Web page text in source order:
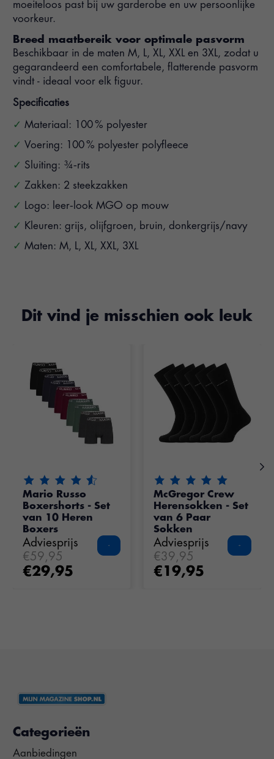
moeiteloos past bij uw garderobe en uw persoonlijke
voorkeur.
Breed maatbereik voor optimale pasvorm
Beschikbaar in de maten M, L, XL, XXL en 3XL, zodat u
gegarandeerd een comfortabele, flatterende pasvorm
vindt - ideaal voor elk figuur.
Specificaties
Materiaal: 100 % polyester
Voering: 100 % polyester polyfleece
Sluiting: ¾‑rits
Zakken: 2 steekzakken
Logo: leer‑look MGO op mouw
Kleuren: grijs, olijfgroen, bruin, donkergrijs/navy
Maten: M, L, XL, XXL, 3XL
Dit vind je misschien ook leuk
De beoordeling van dit product is 4.55 van de 5
Mario Russo
Boxershorts - Set
van 10 Heren
Boxers
Adviesprijs
€59,95
€29,95
De beoordeling van dit
McGregor Crew
Herensokken - Set
van 6 Paar
Sokken
Adviesprijs
€39,95
€19,95
Categorieën
Aanbiedingen